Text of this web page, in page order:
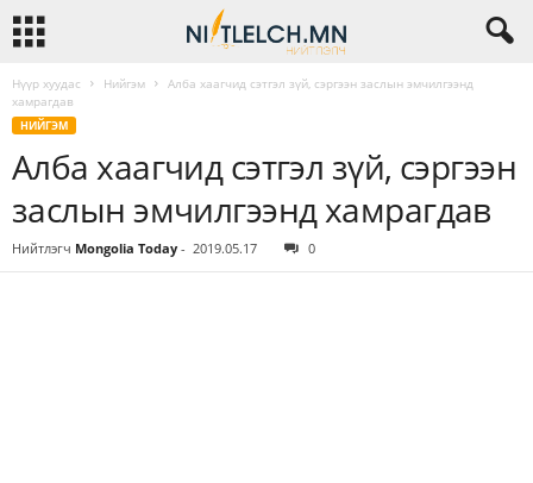
Нүүр хуудас Нийгэм
Алба хаагчид сэтгэл зүй, сэргээн заслын эмчилгээнд
хамрагдав
НИЙГЭМ
Алба хаагчид сэтгэл зүй, сэргээн
заслын эмчилгээнд хамрагдав
Нийтлэгч Mongolia Today - 2019.05.17 0